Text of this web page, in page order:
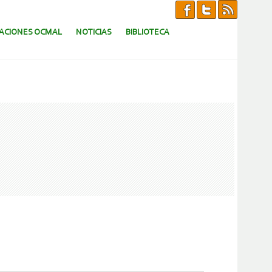
OCMAL NOTICIAS BIBLIOTECA